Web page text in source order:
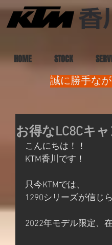
HOME STOCK
誠に勝手な
お得なLC8Cキ
こんにちは！！
KTM香川です！
只今KTMでは、
1290シリーズが信じ
2022年モデル限定、